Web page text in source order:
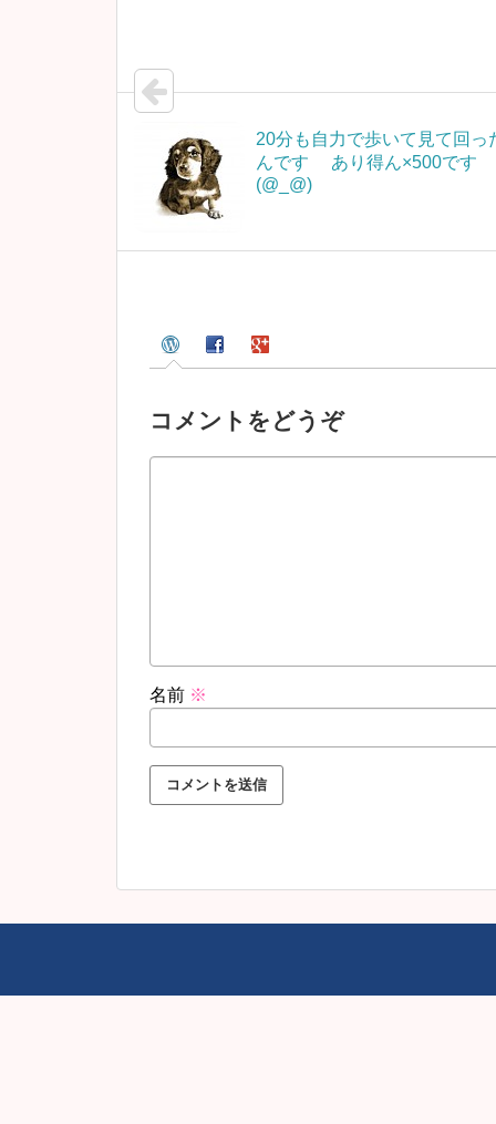
20分も自力で歩いて見て回っ
んです あり得ん×500です
(@_@)
コメントをどうぞ
名前 ※